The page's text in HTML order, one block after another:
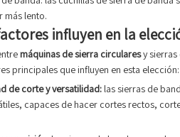
más lento.
influyen en la
máquinas de sierra circularesy
principales que influyen en esta elección:
de corte y versatilidad: las sierras de
capaces de hacer cortes rectos,